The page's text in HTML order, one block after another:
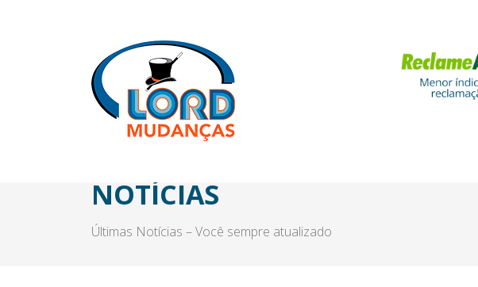
NOTÍCIAS
Últimas Notícias – Você sempre atualizado